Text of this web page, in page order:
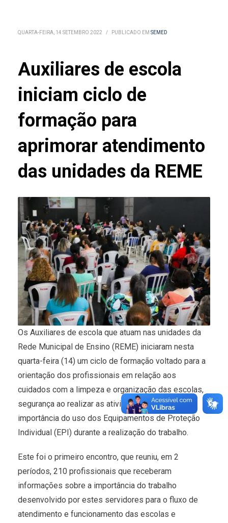
QUARTA-FEIRA, 14 SETEMBRO 2022 / PUBLICADO EM SEMED
Auxiliares de escola
iniciam ciclo de
formação para
aprimorar atendimento
das unidades da REME
Os Auxiliares de escola que atuam nas unidades da
Rede Municipal de Ensino (REME) iniciaram nesta
quarta-feira (14) um ciclo de formação voltado para a
orientação dos profissionais em relação aos
cuidados com a limpeza e organização das escolas,
segurança ao realizar as atividades, além da
importância do uso dos Equipamentos de Proteção
Individual (EPI) durante a realização do trabalho.
Este foi o primeiro encontro, que reuniu, em 2
períodos, 210 profissionais que receberam
informações sobre a importância do trabalho
desenvolvido por estes servidores para o fluxo de
atendimento e funcionamento das escolas e